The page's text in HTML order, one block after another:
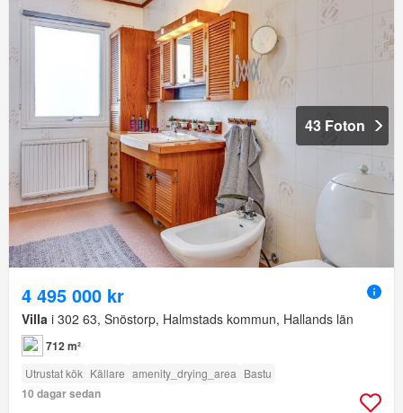
43 Foton
4 495 000 kr
Villa i 302 63, Snöstorp, Halmstads kommun, Hallands län
712 m²
Utrustat kök Källare amenity_drying_area Bastu
10 dagar sedan